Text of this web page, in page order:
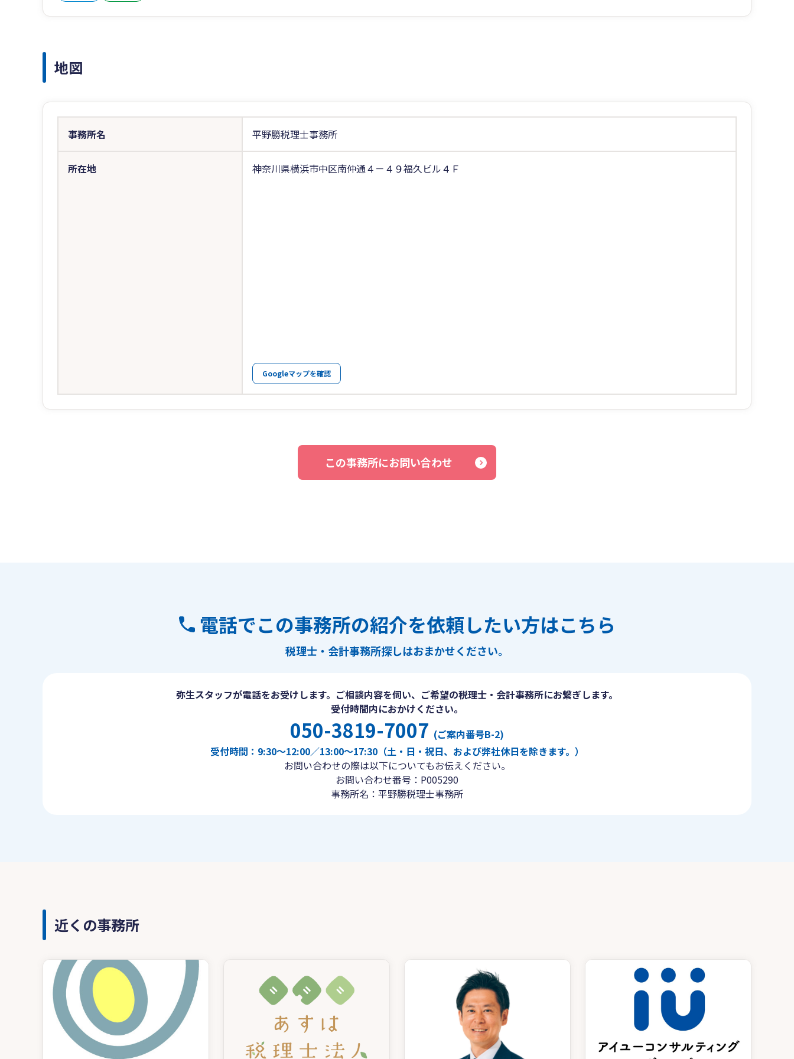
地図
事務所名 平野勝税理士事務所
所在地 神奈川県横浜市中区南仲通４－４９福久ビル４Ｆ
Googleマップを確認
この事務所にお問い合わせ
電話でこの事務所の紹介を依頼したい方はこちら
税理士・会計事務所探しはおまかせください。
弥生スタッフが電話をお受けします。ご相談内容を伺い、ご希望の税理士・会計事務所にお繋ぎします。
受付時間内におかけください。
050-3819-7007 (ご案内番号B-2)
受付時間：9:30〜12:00／13:00〜17:30（土・日・祝日、および弊社休日を除きます。）
お問い合わせの際は以下についてもお伝えください。
お問い合わせ番号：P005290
事務所名：平野勝税理士事務所
近くの事務所